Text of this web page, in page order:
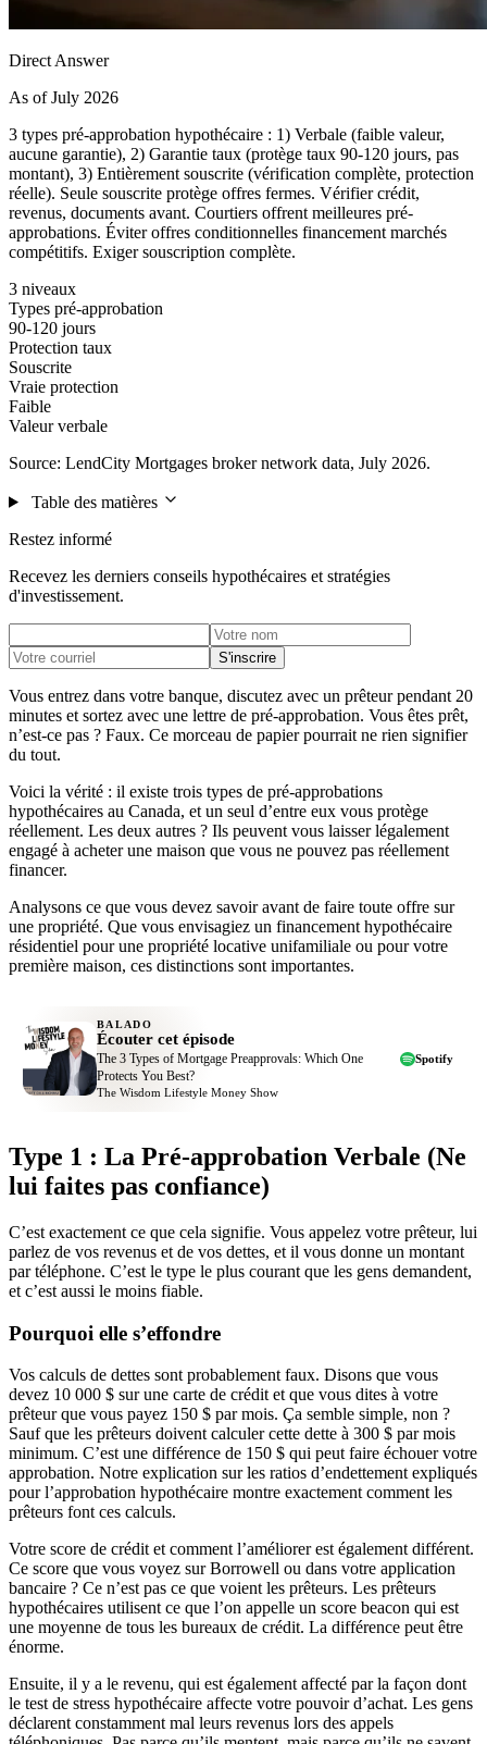
Direct Answer
As of July 2026
3 types pré-approbation hypothécaire : 1) Verbale (faible valeur,
aucune garantie), 2) Garantie taux (protège taux 90-120 jours, pas
montant), 3) Entièrement souscrite (vérification complète, protection
réelle). Seule souscrite protège offres fermes. Vérifier crédit,
revenus, documents avant. Courtiers offrent meilleures pré-
approbations. Éviter offres conditionnelles financement marchés
compétitifs. Exiger souscription complète.
3 niveaux
Types pré-approbation
90-120 jours
Protection taux
Souscrite
Vraie protection
Faible
Valeur verbale
Source: LendCity Mortgages broker network data, July 2026.
Table des matières
Restez informé
Recevez les derniers conseils hypothécaires et stratégies
d'investissement.
S'inscrire
Vous entrez dans votre banque, discutez avec un prêteur pendant 20
minutes et sortez avec une lettre de pré-approbation. Vous êtes prêt,
n’est-ce pas ? Faux. Ce morceau de papier pourrait ne rien signifier
du tout.
Voici la vérité : il existe trois types de pré-approbations
hypothécaires au Canada, et un seul d’entre eux vous protège
réellement. Les deux autres ? Ils peuvent vous laisser légalement
engagé à acheter une maison que vous ne pouvez pas réellement
financer.
Analysons ce que vous devez savoir avant de faire toute offre sur
une propriété. Que vous envisagiez un financement hypothécaire
résidentiel pour une propriété locative unifamiliale ou pour votre
première maison, ces distinctions sont importantes.
BALADO
Écouter cet épisode
The 3 Types of Mortgage Preapprovals: Which One
Protects You Best?
The Wisdom Lifestyle Money Show
Spotify
Type 1 : La Pré-approbation Verbale (Ne
lui faites pas confiance)
C’est exactement ce que cela signifie. Vous appelez votre prêteur, lui
parlez de vos revenus et de vos dettes, et il vous donne un montant
par téléphone. C’est le type le plus courant que les gens demandent,
et c’est aussi le moins fiable.
Pourquoi elle s’effondre
Vos calculs de dettes sont probablement faux. Disons que vous
devez 10 000 $ sur une carte de crédit et que vous dites à votre
prêteur que vous payez 150 $ par mois. Ça semble simple, non ?
Sauf que les prêteurs doivent calculer cette dette à 300 $ par mois
minimum. C’est une différence de 150 $ qui peut faire échouer votre
approbation. Notre explication sur les ratios d’endettement expliqués
pour l’approbation hypothécaire montre exactement comment les
prêteurs font ces calculs.
Votre score de crédit et comment l’améliorer est également différent.
Ce score que vous voyez sur Borrowell ou dans votre application
bancaire ? Ce n’est pas ce que voient les prêteurs. Les prêteurs
hypothécaires utilisent ce que l’on appelle un score beacon qui est
une moyenne de tous les bureaux de crédit. La différence peut être
énorme.
Ensuite, il y a le revenu, qui est également affecté par la façon dont
le test de stress hypothécaire affecte votre pouvoir d’achat. Les gens
déclarent constamment mal leurs revenus lors des appels